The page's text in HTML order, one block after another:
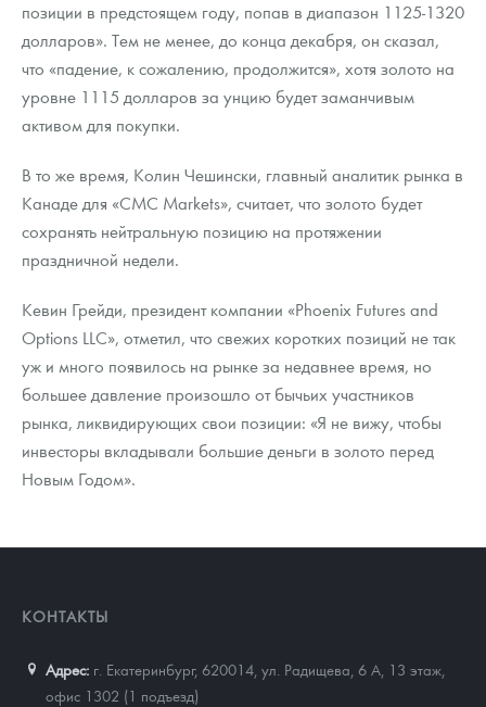
позиции в предстоящем году, попав в диапазон 1125-1320
долларов». Тем не менее, до конца декабря, он сказал,
что «падение, к сожалению, продолжится», хотя золото на
уровне 1115 долларов за унцию будет заманчивым
активом для покупки.
В то же время, Колин Чешински, главный аналитик рынка в
Канаде для «CMC Markets», считает, что золото будет
сохранять нейтральную позицию на протяжении
праздничной недели.
Кевин Грейди, президент компании «Phoenix Futures and
Options LLC», отметил, что свежих коротких позиций не так
уж и много появилось на рынке за недавнее время, но
большее давление произошло от бычьих участников
рынка, ликвидирующих свои позиции: «Я не вижу, чтобы
инвесторы вкладывали большие деньги в золото перед
Новым Годом».
КОНТАКТЫ
Адрес: г. Екатеринбург, 620014 ул. Радищева, 6 А, 13 этаж,
офис 1302 (1 подъезд)